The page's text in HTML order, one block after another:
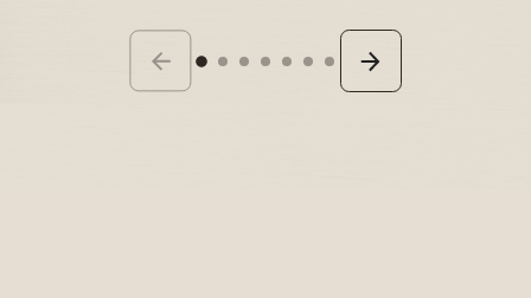
Van donkere woning naar warm
familiehuis